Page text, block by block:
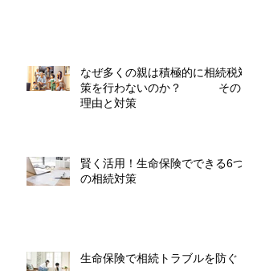
なぜ多くの親は積極的に相続税対
策を行わないのか？ その
理由と対策
賢く活用！生命保険でできる6つ
の相続対策
生命保険で相続トラブルを防ぐ